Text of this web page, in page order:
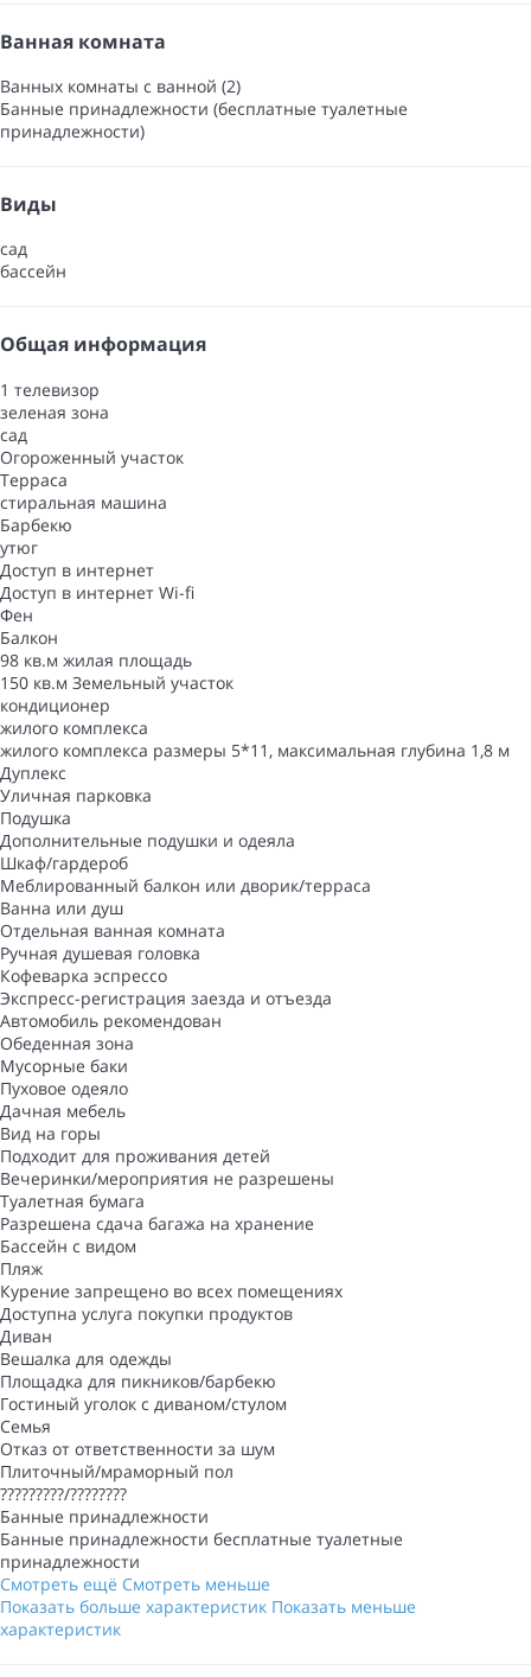
Ванная комната
Ванных комнаты с ванной (2)
Банные принадлежности (бесплатные туалетные
принадлежности)
Виды
сад
бассейн
Общая информация
1 телевизор
зеленая зона
сад
Oгороженный участок
Терраса
стиральная машина
Барбекю
утюг
Доступ в интернет
Доступ в интернет Wi-fi
Фен
Балкон
98 кв.м жилая площадь
150 кв.м Земельный участок
кондиционер
жилого комплекса
жилого комплекса размеры 5*11, максимальная глубина 1,8 м
Дуплекс
Уличная парковка
Подушка
Дополнительные подушки и одеяла
Шкаф/гардероб
Меблированный балкон или дворик/терраса
Ванна или душ
Отдельная ванная комната
Ручная душевая головка
Кофеварка эспрессо
Экспресс-регистрация заезда и отъезда
Автомобиль рекомендован
Обеденная зона
Мусорные баки
Пуховое одеяло
Дачная мебель
Вид на горы
Подходит для проживания детей
Вечеринки/мероприятия не разрешены
Туалетная бумага
Разрешена сдача багажа на хранение
Бассейн с видом
Пляж
Курение запрещено во всех помещениях
Доступна услуга покупки продуктов
Диван
Вешалка для одежды
Площадка для пикников/барбекю
Гостиный уголок с диваном/стулом
Семья
Отказ от ответственности за шум
Плиточный/мраморный пол
?????????/????????
Банные принадлежности
Банные принадлежности бесплатные туалетные
принадлежности
Смотреть ещё Смотреть меньше
Показать больше характеристик Показать меньше
характеристик